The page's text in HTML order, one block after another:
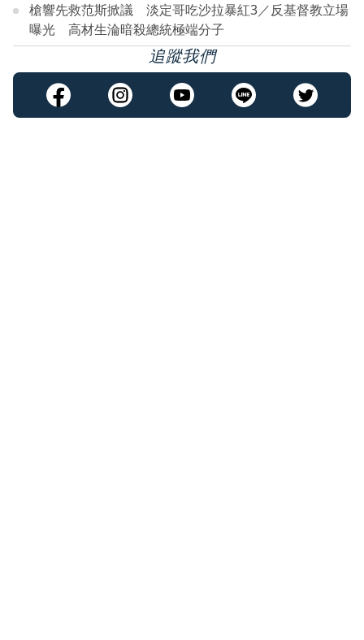
槍響先救范斯掀議 淡定哥吃沙拉暴紅3／反基督教立場
曝光 高材生淪暗殺總統極端分子
追蹤我們